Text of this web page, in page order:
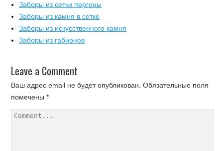
Заборы из сетки пергоны
Заборы из камня в сетке
Заборы из искусственного камня
Заборы из габионов
Leave a Comment
Ваш адрес email не будет опубликован. Обязательные поля
помечены*